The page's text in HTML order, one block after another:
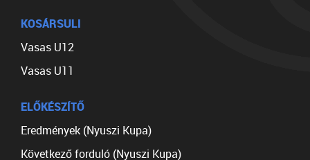
KOSÁRSULI
Vasas U12
Vasas U11
ELŐKÉSZÍTŐ
Eredmények (Nyuszi Kupa)
Következő forduló (Nyuszi Kupa)